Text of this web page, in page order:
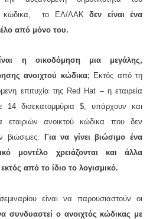
κώδικα, το ΕΛ/ΛΑΚ δεν είναι ένα
από μόνο του.
η οικοδόμηση μια μεγάλης,
ανοιχτού κώδικα; Εκτός από τη
επιτυχία της Red Hat – η εταιρεία
14 δισεκατομμύρια $, υπάρχουν και
εταιριών ανοικτού κώδικα που δεν
βιώσιμες.
Για να γίνει βιώσιμο ένα
μοντέλο χρειάζονται και άλλα
από το ίδιο το λογισμικό.
είναι να παρουσιαστούν οι
συνδυαστεί ο ανοιχτός κώδικας με